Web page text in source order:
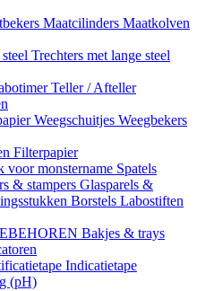
Maatcilinders Maatkolven
Trechters met lange steel
Teller / Afteller
Weegschuitjes Weegbekers
Filterpapier
voor monstername Spatels
& stampers Glasparels &
Borstels Labostiften
Bakjes & trays
Indicatietape
(pH)